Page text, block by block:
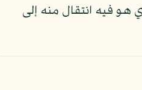
فيه انتقال منه إلى